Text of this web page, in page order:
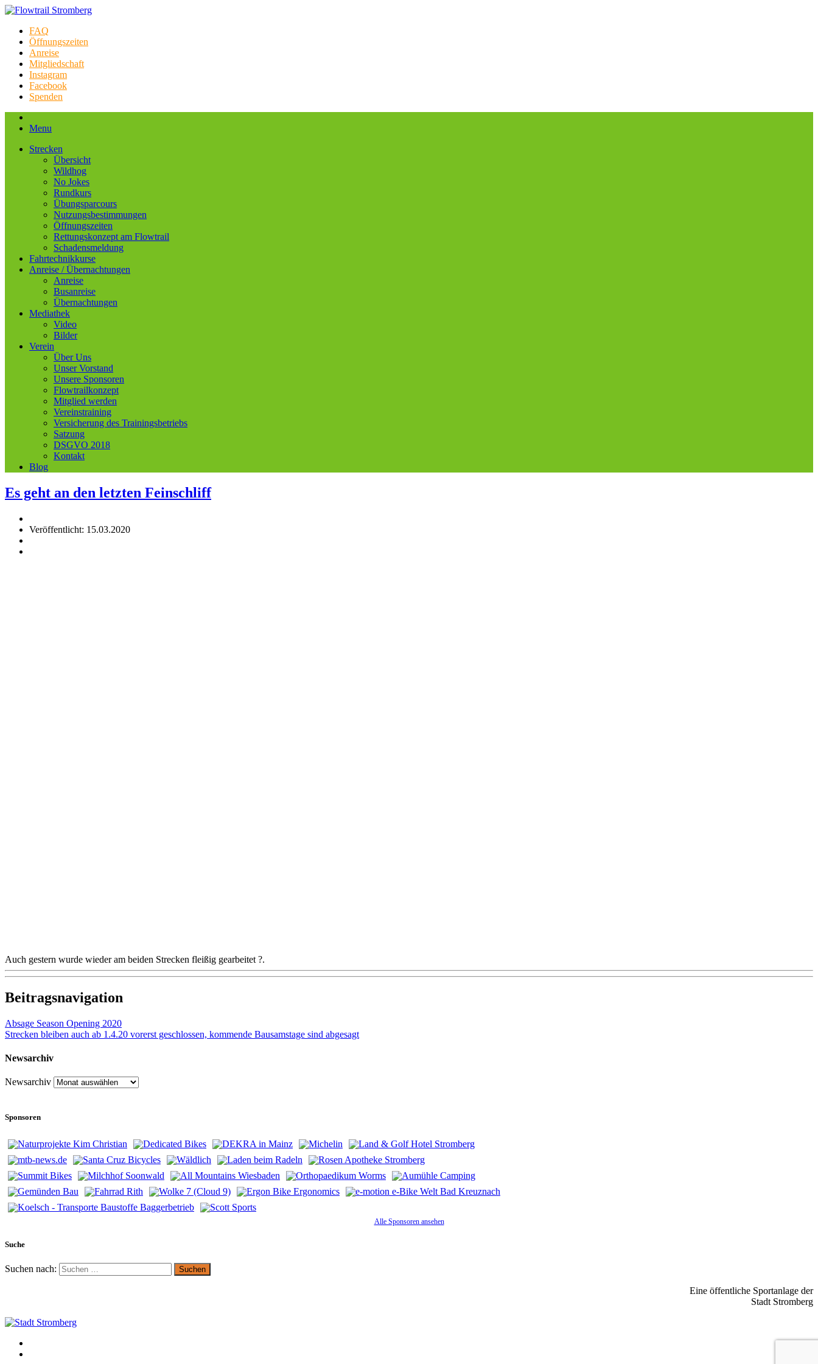
FAQ
Öffnungszeiten
Anreise
Mitgliedschaft
Instagram
Facebook
Spenden
Menu
Strecken
Übersicht
Wildhog
No Jokes
Rundkurs
Übungsparcours
Nutzungsbestimmungen
Öffnungszeiten
Rettungskonzept am Flowtrail
Schadensmeldung
Fahrtechnikkurse
Anreise / Übernachtungen
Anreise
Busanreise
Übernachtungen
Mediathek
Video
Bilder
Verein
Über Uns
Unser Vorstand
Unsere Sponsoren
Flowtrailkonzept
Mitglied werden
Vereinstraining
Versicherung des Trainingsbetriebs
Satzung
DSGVO 2018
Kontakt
Blog
Es geht an den letzten Feinschliff
Veröffentlicht: 15.03.2020
Auch gestern wurde wieder am beiden Strecken fleißig gearbeitet ?.
Beitragsnavigation
Absage Season Opening 2020
Strecken bleiben auch ab 1.4.20 vorerst geschlossen, kommende Bausamstage sind abgesagt
Newsarchiv
Newsarchiv
Sponsoren
Alle Sponsoren ansehen
Suche
Suchen nach:
Eine öffentliche Sportanlage der
Stadt Stromberg